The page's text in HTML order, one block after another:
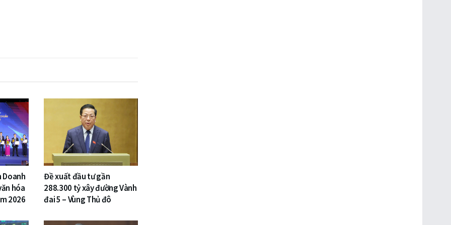
Doanh
hóa
2026
Đề xuất đầu tư gần
288.300 tỷ xây đường Vành
đai 5 – Vùng Thủ đô